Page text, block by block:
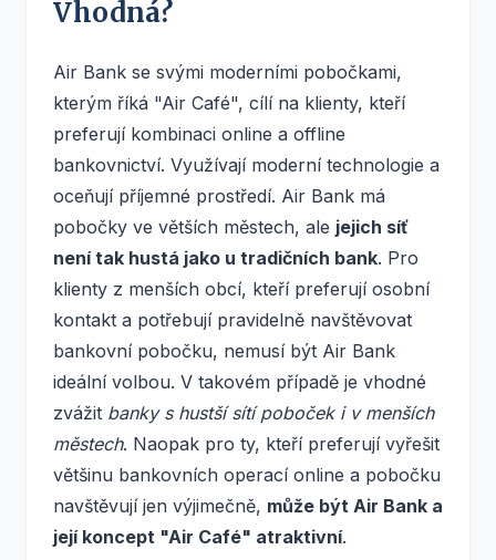
Vhodná?
Air Bank se svými moderními pobočkami,
kterým říká "Air Café", cílí na klienty, kteří
preferují kombinaci online a offline
bankovnictví. Využívají moderní technologie a
oceňují příjemné prostředí. Air Bank má
pobočky ve větších městech, ale jejich síť
není tak hustá jako u tradičních bank. Pro
klienty z menších obcí, kteří preferují osobní
kontakt a potřebují pravidelně navštěvovat
bankovní pobočku, nemusí být Air Bank
ideální volbou. V takovém případě je vhodné
zvážit banky s hustší sítí poboček i v menších
městech. Naopak pro ty, kteří preferují vyřešit
většinu bankovních operací online a pobočku
navštěvují jen výjimečně, může být Air Bank a
její koncept "Air Café" atraktivní.